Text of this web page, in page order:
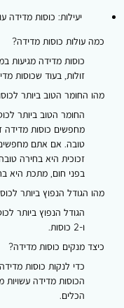
יעילות: כוסות מדידה
כמה עולות כוסות מדידה?
כוסות מדידה מגיעות
זולות, בעוד שכוסות
מהו החומר הטוב ביותר
החומר הטוב ביותר
מחפשים כוסות מדידה
טובה. אם אתם מחפשים
זכוכית היא בחירה
בפני חום, מתכת היא
מהו הגודל הנפוץ ביותר
ו-2 כוסות.
כיצד מנקים כוסות מדידה?
כדי לנקות כוסות
הכוסות מדידה
הכלים.